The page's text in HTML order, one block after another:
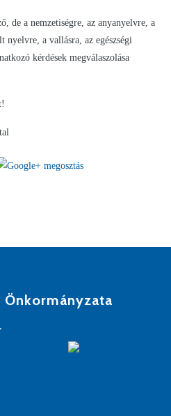
de a nemzetiségre, az anyanyelvre, a
nyelvre, a vallásra, az egészségi
kérdések megválaszolása
Önkormányzata